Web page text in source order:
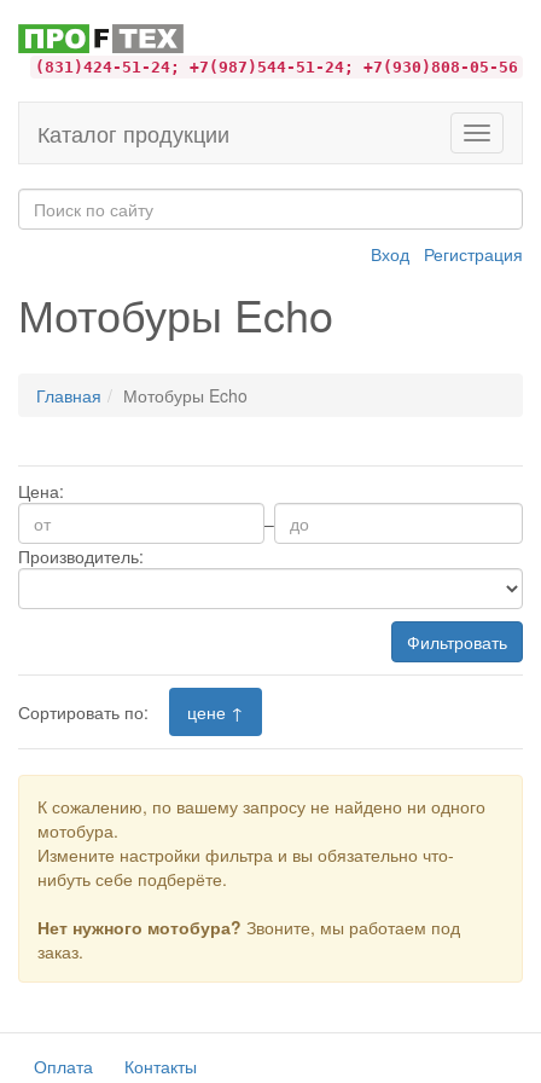
(831)424-51-24; +7(987)544-51-24; +7(930)808-05-56
Toggle
Каталог продукции
Вход Регистрация
Мотобуры Echo
Главная Мотобуры Echo
Цена:
–
Производитель:
Фильтровать
Сортировать по: цене ↑
К сожалению, по вашему запросу не найдено ни одного
мотобура.
Измените настройки фильтра и вы обязательно что-
нибуть себе подберёте.
Нет нужного мотобура? Звоните, мы работаем под
заказ.
Оплата Контакты